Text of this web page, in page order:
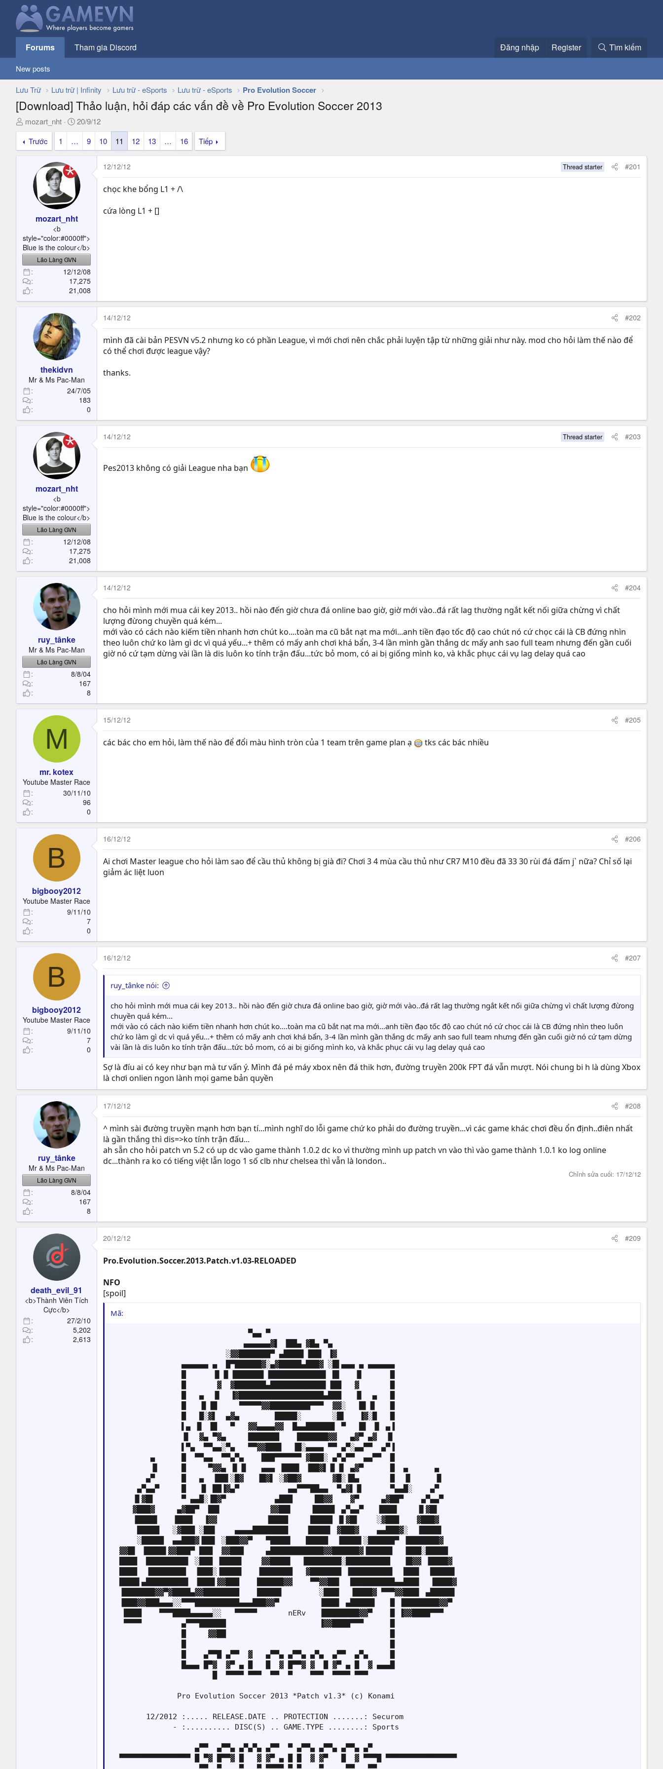
Forums Tham gia Discord Đăng nhập Register Tìm kiếm
New posts
Lưu Trữ Lưu trữ | Infinity Lưu trữ - eSports Lưu trữ - eSports Pro Evolution Soccer
[Download] Thảo luận, hỏi đáp các vấn đề về Pro Evolution Soccer 2013
T
h
e
e
r
mozart_nht
N
g
à
y
ử
i
20/9/12
Trước
1 … 9 10 11 12 13 … 16 Tiếp
mozart_nht
<b
style="color:#0000ff">
Blue is the colour</b>
Lão Làng GVN
12/12/08
17,275
21,008
12/12/12 Thread starter #201
chọc khe bổng L1 + /\
cứa lòng L1 + []
thekidvn
Mr & Ms Pac-Man
24/7/05
183
0
14/12/12 #202
mình đã cài bản PESVN v5.2 nhưng ko có phần League, vì mới chơi nên chắc phải luyện tập từ những giải như này. mod cho hỏi làm thế nào để
có thể chơi được league vậy?
thanks.
mozart_nht
<b
style="color:#0000ff">
Blue is the colour</b>
Lão Làng GVN
12/12/08
17,275
21,008
14/12/12 Thread starter #203
Pes2013 không có giải League nha bạn
ruy_tânke
Mr & Ms Pac-Man
Lão Làng GVN
8/8/04
167
8
14/12/12 #204
cho hỏi mình mới mua cái key 2013.. hồi nào đến giờ chưa đá online bao giờ, giờ mới vào..đá rất lag thường ngắt kết nối giữa chừng vì chất
lượng đừong chuyền quá kém...
mới vào có cách nào kiếm tiền nhanh hơn chút ko....toàn ma cũ bắt nạt ma mới...anh tiền đạo tốc độ cao chút nó cứ chọc cái là CB đứng nhìn
theo luôn chứ ko làm gì dc vì quá yếu...+ thêm có mấy anh chơi khá bẩn, 3-4 lần mình gần thắng dc mấy anh sao full team nhưng đến gần cuối
giờ nó cứ tạm dừng vài lần là dis luôn ko tính trận đấu...tức bỏ mom, có ai bị giống mình ko, và khắc phục cái vụ lag delay quá cao
M
mr. kotex
Youtube Master Race
30/11/10
96
0
15/12/12 #205
các bác cho em hỏi, làm thế nào để đổi màu hình tròn của 1 team trên game plan ạ tks các bác nhiều
B
bigbooy2012
Youtube Master Race
9/11/10
7
0
16/12/12 #206
Ai chơi Master league cho hỏi làm sao để cầu thủ không bị già đi? Chơi 3 4 mùa cầu thủ như CR7 M10 đều đã 33 30 rùi đá đấm j` nữa? Chỉ số lại
giảm ác liệt luon
B
bigbooy2012
Youtube Master Race
9/11/10
7
0
16/12/12 #207
ruy_tânke nói:
cho hỏi mình mới mua cái key 2013.. hồi nào đến giờ chưa đá online bao giờ, giờ mới vào..đá rất lag thường ngắt kết nối giữa chừng vì chất lượng đừong
chuyền quá kém...
mới vào có cách nào kiếm tiền nhanh hơn chút ko....toàn ma cũ bắt nạt ma mới...anh tiền đạo tốc độ cao chút nó cứ chọc cái là CB đứng nhìn theo luôn
chứ ko làm gì dc vì quá yếu...+ thêm có mấy anh chơi khá bẩn, 3-4 lần mình gần thắng dc mấy anh sao full team nhưng đến gần cuối giờ nó cứ tạm dừng
vài lần là dis luôn ko tính trận đấu...tức bỏ mom, có ai bị giống mình ko, và khắc phục cái vụ lag delay quá cao
Sợ là đíu ai có key như bạn mà tư vấn ý. Mình đá pé máy xbox nên đá thik hơn, đường truyền 200k FPT đá vẫn mượt. Nói chung bi h là dùng Xbox
là chơi onlien ngon lành mọi game bản quyền
ruy_tânke
Mr & Ms Pac-Man
Lão Làng GVN
8/8/04
167
8
17/12/12 #208
^ mình sài đường truyền mạnh hơn bạn tí...mình nghĩ do lỗi game chứ ko phải do đường truyền...vì các game khác chơi đều ổn định..điên nhất
là gần thắng thì dis=>ko tính trận đấu...
ah sẵn cho hỏi patch vn 5.2 có up dc vào game thành 1.0.2 dc ko vì thường mình up patch vn vào thì vào game thành 1.0.1 ko log online
dc...thành ra ko có tiếng việt lẫn logo 1 số clb như chelsea thì vẫn là london..
Chỉnh sửa cuối: 17/12/12
death_evil_91
<b>Thành Viên Tích
Cực</b>
27/2/10
5,202
2,613
20/12/12 #209
Pro.Evolution.Soccer.2013.Patch.v1.03-RELOADED
NFO
[spoil]
Mã:
                               ▀▄▄ ▀
                              ▄▄▄▄▄▄▓▌ ▐██▄ ▓█▄ ▀▄
                          ░▓▓███████▀ ▄████▌▐██▌ ▐▓
                ▄▄▄▄▄▄ ▄  █▀██████▓░▄▓█████▄███▓ ░█▌▄▄▄ ▄ ▄▄▄▄▄▄
                █       ▓  ▓███████▄████████████▌▐██   ▓       █
                █   ▄  ▐▌  ▐▓███████████████████▄███   ▐▌  ▄   █
                █   ▐▌▐█     ▀▀▀▀▀▓▓█████████▀▀▀  ▓▓░   █▌▐▌   █
                █   █░▓▌  ▄▓▄        █████░       ░█▌   ▐▓░█   █
                ▌▄ ▐▌ ▐█   ▀   ▓▓▄▄▄▄▓▓  █▄▄██████▌ ▀   █▌ ▐▌ ▄▐
                ▐▌  ▓▄ ▀▓▄     ███████    ███████▓▓   ▄▓▀ ▄▓  ▐▌
                ▌▀▄  ▀▀▄▄░▀▄   ▀▀▓▓███▌  ▐█░▄▄▄▄ ▀▀ ▄▀░▄▄▀▀  ▄▀▐
         ▄      █  ▀▀▄▄  ▀▀▄▀▄    ███▀▀▀▀▀▀ ▓███░ ▄▀▄▀▀  ▄▄▀▀  █
         ▐▌     █     ▀▓▓▄ ▐▌▐▌   ▄▄▄ ▐███▌ ▐██▓▌▐▌▐▌ ▄▓▀      █  ▄      ▄
        ▄▀      █   ▄  ▐██▌░█▓   ▐█▓▌ ░▓██▓       ▓█░▐█▄       █  ▐▌     ▐▌
      ▄▀▄▄▀     █   ▐▌ ██▐▓▄▀           ▄▄▀▀▀██▄▄  ▀▄▓▌▐▌      ▀▄▄█░    ▄▀
     ▐▌▓█▌      ▀ ▄▄█░▐█▓▀           ▄███     ██▓▓    ▓▀     ▄▓██▀    ▄▀▄▄▀
     ▓███▓     ▄▓██▀  ██▌           ▓▓██▌    ▐████▌ ▄▀▄▄▀   ▐███▌    ▐▌▓█▌
     ▐████▌   ▐███▌  ▐▓▓           ▐████     █████ ▐▌▓█▌    ░▓███    ▓███▓
      █████   ░▓███ ░██▌    ▄▄▄▄████████    ▐████▌ ▓███▓    ▄▄███▓░  ▐████▌
      ░█████  ▄▄███▓▐██▌ ░███▓▓▀   ▀████▌   █████  ▐████▌░██████▀ ▐███████▓
  ▓▓█▌ ▐████▌▓▓███▀ ███  ▓▓███     ▄████████████▓▓██████▓▐█████▌  ▐███░█████
  ████  █████████▌ ░███ ▐████▌    ▓▓████▌  ▐████████░██████████   ▐█▓▓ ▐████▓
  ████  ▐████████  ▐███░▐████▌   ▐███████   ▓███████ ▐█████████▌  ███▌  █████▌
  ████▌▄█████████▌ ▐███▌▓▓███    ██████▓▓    ▀▀▓▓██▌  ██████████▄▄███▌  ▐████▓
  ▐███████▓▓▀▓████▄▓▓████████    █████▌        ░███▌  ▐████▓ ▀▀▀▓▓███▌ ▄█████▌
  ▐███▓▓███▄▄▄░░▀▀▀██████████▄▄▄███▓▓▀         ▐███▌ ▄█████▌   █ ▐████████▓▓▀
   ████    ▀▀▀████▄▄▄▄▄░░   ▀▀▀▀▀       nERv   ▐████████▓▓▀    █ ▐▓▓████▀▀▀
   ▀▀▀▀         ▄▀▀▀██████                     ▐▓▓████▀▀▀      █
                █     ▓▓██                                     █
                █    ▄▀▀█ ▄▀▀  ▓   ▄▀▀▄ ▄▀▀▄ ▄▀▄  ▄▀▀  ▄▀▄     █
                █▄▄▄ █▀▓  ▓▀ ▄ █   █  ▓ █▀▀▓ ▓  █ ▓▀ ▄ █  ▓ ▄▄▄█
                       █  ▀▀▀▀ ▀▀▀  ▀▀  ▀    ▀▀▀  ▀▀▀▀ ▀▀▀
               Pro Evolution Soccer 2013 *Patch v1.3* (c) Konami
        12/2012 :..... RELEASE.DATE .. PROTECTION .......: Securom
              - :.......... DISC(S) .. GAME.TYPE ........: Sports
                   ▄▀▀  ▄▀▀▄ ▄▀▄▀▄ ▄▀▀  ▀ ▄▀▀▄ ▄▀▀▄ ▄▀▀▄ ▄▀
  ▀▀▀▀▀▀▀▀▀▀▀▀▀▀▀▀ █ ▀▓ █▀▀▓ █   ▓ ▓▀ ▄ █ █  ▓ ▓▀   █  ▓ ▀▀▀█ ▀▀▀▀▀▀▀▀▀▀▀▀▀▀▀▀